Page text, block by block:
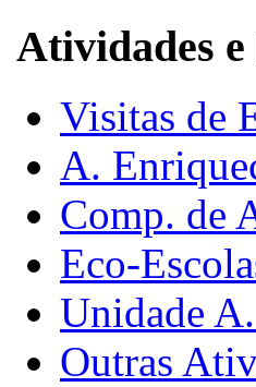
Atividades
Visitas de
A.
Comp. de
Eco-
Unidade
Outras